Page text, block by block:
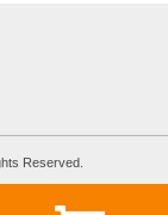
Reserved.